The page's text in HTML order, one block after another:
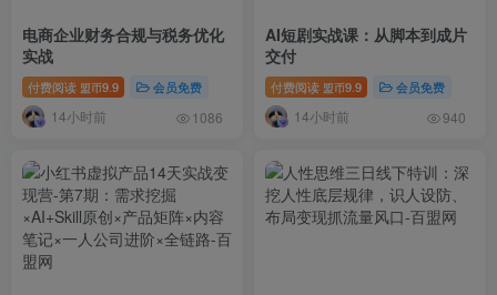
电商企业财务合规与税务优化
实战
付费阅读 盟币9.9 会员免费
14小时前 1086
AI短剧实战课：从脚本到成片
交付
付费阅读 盟币9.9 会员免费
14小时前 940